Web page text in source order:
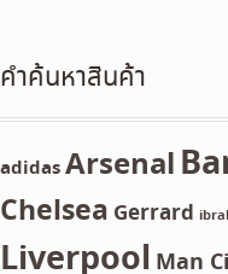
คำค้นหาสินค้า
adidasArsenal
Chelsea Gerrard
Liverpool Man